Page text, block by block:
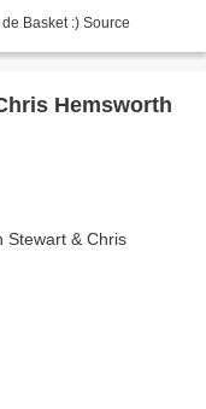
Basket :) Source
Hemsworth